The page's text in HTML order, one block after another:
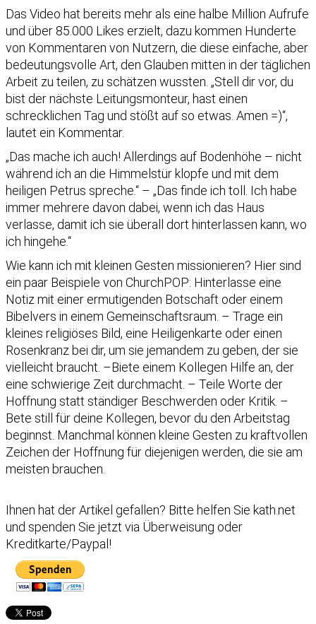
Das Video hat bereits mehr als eine halbe Million Aufrufe
und über 85.000 Likes erzielt, dazu kommen Hunderte
von Kommentaren von Nutzern, die diese einfache, aber
bedeutungsvolle Art, den Glauben mitten in der täglichen
Arbeit zu teilen, zu schätzen wussten. „Stell dir vor, du
bist der nächste Leitungsmonteur, hast einen
schrecklichen Tag und stößt auf so etwas. Amen =)“,
lautet ein Kommentar.
„Das mache ich auch! Allerdings auf Bodenhöhe – nicht
während ich an die Himmelstür klopfe und mit dem
heiligen Petrus spreche.“ – „Das finde ich toll. Ich habe
immer mehrere davon dabei, wenn ich das Haus
verlasse, damit ich sie überall dort hinterlassen kann, wo
ich hingehe.“
Wie kann ich mit kleinen Gesten missionieren? Hier sind
ein paar Beispiele von ChurchPOP: Hinterlasse eine
Notiz mit einer ermutigenden Botschaft oder einem
Bibelvers in einem Gemeinschaftsraum. – Trage ein
kleines religiöses Bild, eine Heiligenkarte oder einen
Rosenkranz bei dir, um sie jemandem zu geben, der sie
vielleicht braucht. –Biete einem Kollegen Hilfe an, der
eine schwierige Zeit durchmacht. – Teile Worte der
Hoffnung statt ständiger Beschwerden oder Kritik. –
Bete still für deine Kollegen, bevor du den Arbeitstag
beginnst. Manchmal können kleine Gesten zu kraftvollen
Zeichen der Hoffnung für diejenigen werden, die sie am
meisten brauchen.
Ihnen hat der Artikel gefallen? Bitte helfen Sie kath.net
und spenden Sie jetzt via Überweisung oder
Kreditkarte/Paypal!